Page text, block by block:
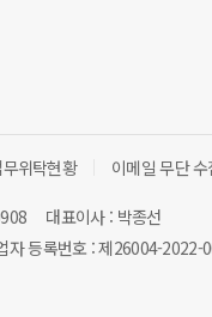
위탁현황 이메일 무단
대표이사 : 박종선
자 등록번호 : 제26004-2022-